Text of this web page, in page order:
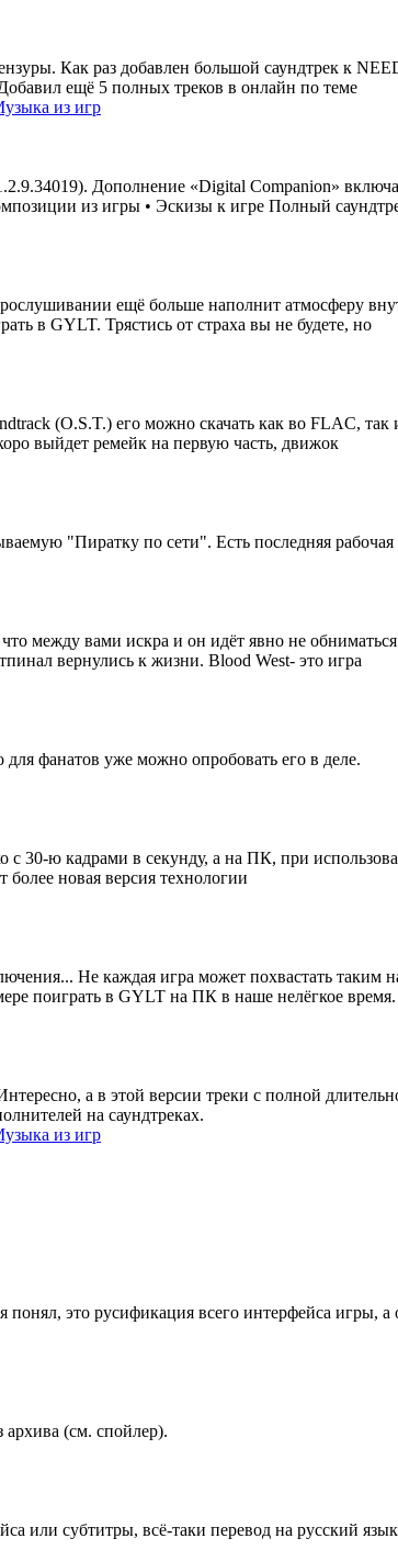
Как раз добавлен большой саундтрек к
ещё 5 полных треков в онлайн по теме
из игр
Дополнение «Digital Companion»
из игры • Эскизы к игре Полный
ещё больше наполнит атмосферу
в GYLT. Трястись от страха вы не будете, но
(O.S.T.) его можно скачать как во FLAC,
выйдет ремейк на первую часть, движок
"Пиратку по сети". Есть последняя
между вами искра и он идёт явно не
вернулись к жизни. Blood West- это игра
фанатов уже можно опробовать его в деле.
30-ю кадрами в секунду, а на ПК, при
новая версия технологии
Не каждая игра может похвастать
поиграть в GYLT на ПК в наше нелёгкое время.
а в этой версии треки с полной
на саундтреках.
из игр
это русификация всего интерфейса игры,
архива (см. спойлер).
или субтитры, всё-таки перевод на русский